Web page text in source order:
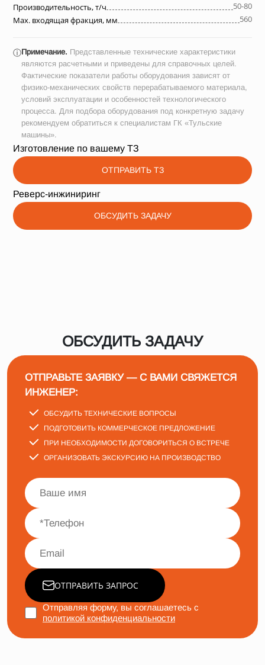
Производительность, т/ч
50-80
Max. входящая фракция, мм
560
ⓘПримечание. Представленные технические характеристики
являются расчетными и приведены для справочных целей.
Фактические показатели работы оборудования зависят от
физико-механических свойств перерабатываемого материала,
условий эксплуатации и особенностей технологического
процесса. Для подбора оборудования под конкретную задачу
рекомендуем обратиться к специалистам ГК «Тульские
машины».
Изготовление по вашему ТЗ
ОТПРАВИТЬ ТЗ
Реверс-инжиниринг
ОБСУДИТЬ ЗАДАЧУ
ОБСУДИТЬ ЗАДАЧУ
ОТПРАВЬТЕ ЗАЯВКУ — С ВАМИ СВЯЖЕТСЯ
ИНЖЕНЕР:
ОБСУДИТЬ ТЕХНИЧЕСКИЕ ВОПРОСЫ
ПОДГОТОВИТЬ КОММЕРЧЕСКОЕ ПРЕДЛОЖЕНИЕ
ПРИ НЕОБХОДИМОСТИ ДОГОВОРИТЬСЯ О ВСТРЕЧЕ
ОРГАНИЗОВАТЬ ЭКСКУРСИЮ НА ПРОИЗВОДСТВО
ОТПРАВИТЬ ЗАПРОС
Отправляя форму, вы соглашаетесь с
политикой конфиденциальности